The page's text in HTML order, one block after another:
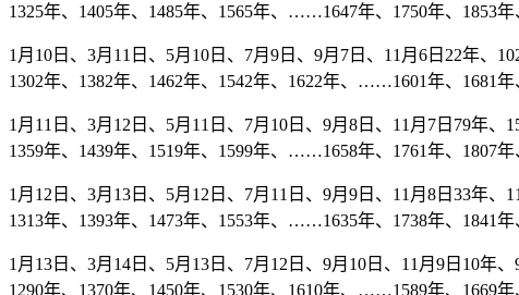
1325年、1405年、1485年、1565年、……1647年、1750年、1853年
1月10日、3月11日、5月10日、7月9日、9月7日、11月6日22年、
1302年、1382年、1462年、1542年、1622年、……1601年、1681
1月11日、3月12日、5月11日、7月10日、9月8日、11月7日79年、
1359年、1439年、1519年、1599年、……1658年、1761年、1807
1月12日、3月13日、5月12日、7月11日、9月9日、11月8日33年、
1313年、1393年、1473年、1553年、……1635年、1738年、1841年
1月13日、3月14日、5月13日、7月12日、9月10日、11月9日10年
1290年、1370年、1450年、1530年、1610年、……1589年、1669